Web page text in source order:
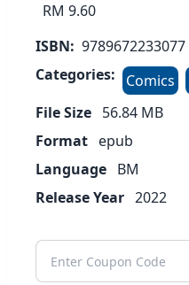
RM 9.60
ISBN: 9789672233077
Categories:
Comics
File Size 56.84 MB
Format epub
Language BM
Release Year 2022